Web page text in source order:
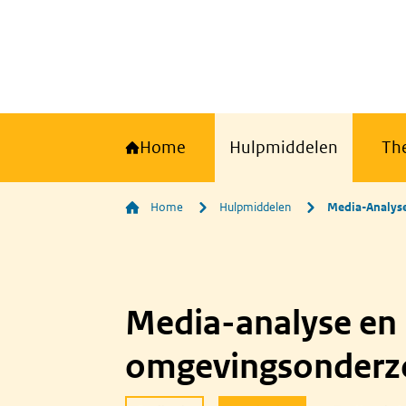
Home Hulpmiddelen
Home Hulpmiddelen Media-
Media-analyse en